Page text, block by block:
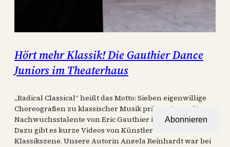
Hört mehr Klassik! Die Gauthier Dance
Juniors im Theaterhaus
„Radical Classical“ heißt das Motto: Sieben eigenwillige
Choreografien zu klassischer Musik präsentieren die
Nachwuchsstalente von Eric Gauthier im Theaterhaus.
Dazu gibt es kurze Videos von Künstler:innen der
Klassikszene. Unsere Autorin Angela Reinhardt war bei
Abonnieren